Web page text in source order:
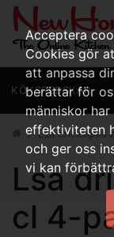
KÖKSREDSKAP
Lsa dricksglas
Lsa
cl 4-
Acceptera
Cookies gör
att anpassa
berättar för
människor
effektiviteten
och ger oss
vi kan